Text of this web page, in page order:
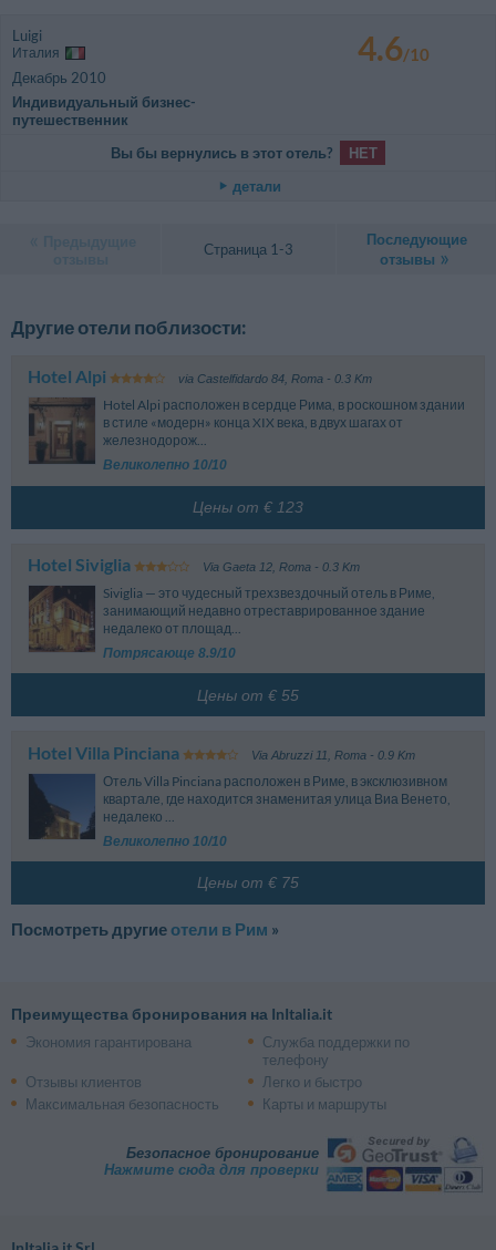
Luigi
Италия
Декабрь 2010
Индивидуальный бизнес-
путешественник
4.6/10
Вы бы вернулись в этот отель?
НЕТ
детали
Страница 1-3
Последующие
отзывы
Другие отели поблизости:
Hotel Alpi via Castelfidardo 84, Roma- 0.3 Km
Hotel Alpi расположен в сердце Рима, в роскошном здании
в стиле «модерн» конца XIX века, в двух шагах от
железнодорож...
Великолепно 10/10
Цены от € 123
Hotel Siviglia Via Gaeta 12, Roma- 0.3 Km
Siviglia — это чудесный трехзвездочный отель в Риме,
занимающий недавно отреставрированное здание
недалеко от площад...
Потрясающе 8.9/10
Цены от € 55
Hotel Villa Pinciana Via Abruzzi 11 Roma- 0.9 Km
Отель Villa Pinciana расположен в Риме, в эксклюзивном
квартале, где находится знаменитая улица Виа Венето,
недалеко ...
Великолепно 10/10
Цены от € 75
Посмотреть другие отели в Рим »
Преимущества бронирования на InItalia.it
Экономия гарантирована
Служба поддержки по
телефону
Отзывы клиентов
Легко и быстро
Максимальная безопасность
Карты и маршруты
Безопасное бронирование
Нажмите сюда для проверки